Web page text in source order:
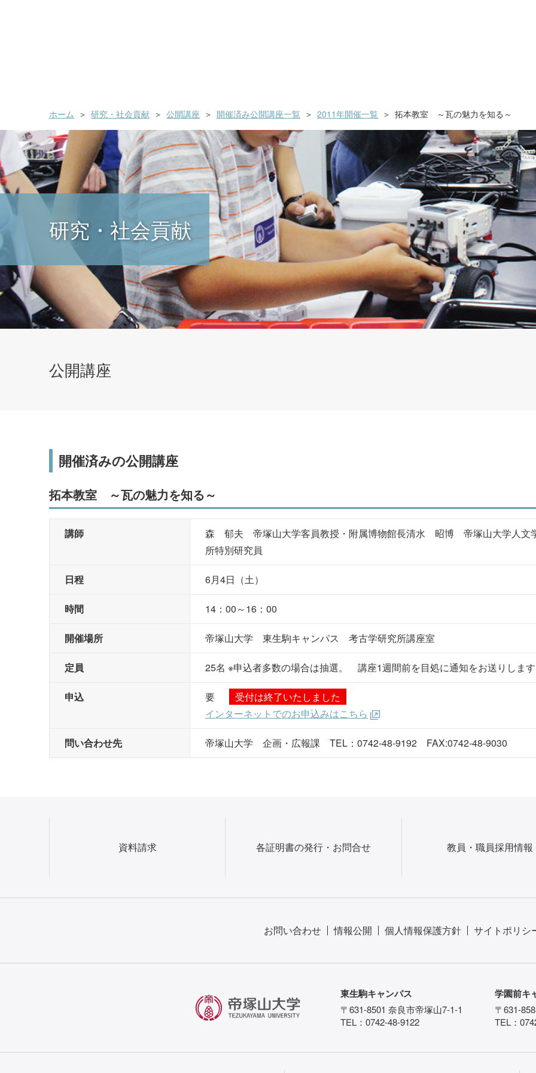
ホーム 研究・社会貢献 公開講座 開催済み公開講座一覧 2011年開催一覧 拓本教室 ～瓦の魅力を知る～
研究・社会貢献
公開講座
研究活動・実績
科目等履修生・聴講生
開催済みの公開講座
拓本教室 ～瓦の魅力を知る～
講師
森 郁夫 帝塚山大学客員教授・附属博物館長清水 昭博 帝塚山大学人文
所特別研究員
日程 6月4日（土）
時間 14：00～16：00
開催場所 帝塚山大学 東生駒キャンパス 考古学研究所講座室
定員 25名 ※申込者多数の場合は抽選。 講座1週間前を目処に通知をお送りしま
申込 要
受付は終了いたしました
インターネットでのお申込みはこちら
問い合わせ先 帝塚山大学 企画・広報課 TEL：0742-48-9192 FAX:0742-48-9030
資料請求 各証明書の発行・お問合せ 教員・職員採用情報
お問い合わせ 情報公開 個人情報保護方針 サイトポリシ
東生駒キャンパス
〒631-8501 奈良市帝塚山7-1-1
TEL：0742-48-9122
学園前キ
〒631-
TEL：